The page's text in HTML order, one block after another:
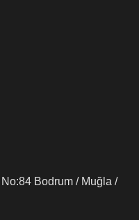
Bodrum / Muğla /